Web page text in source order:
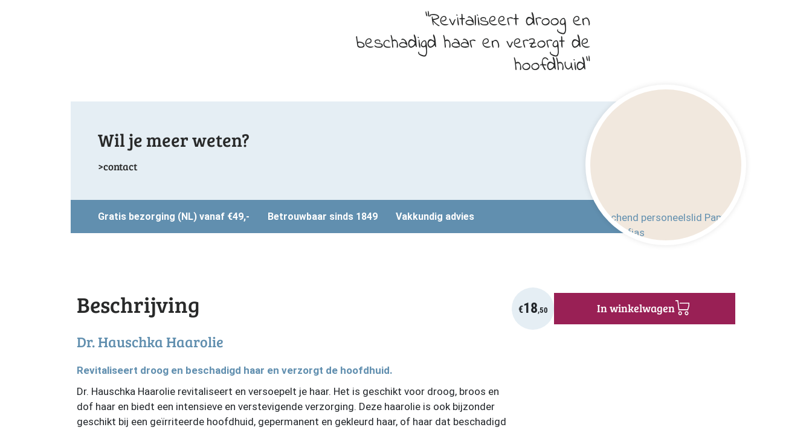
Revitaliseert droog en
beschadigd haar en verzorgt de
hoofdhuid
Wil je meer weten?
contact
Gratis bezorging (NL) vanaf €49,- Betrouwbaar sinds 1849 Vakkundig advies
Beschrijving
Dr. Hauschka Haarolie
Revitaliseert droog en beschadigd haar en verzorgt de hoofdhuid.
Dr. Hauschka Haarolie revitaliseert en versoepelt je haar. Het is geschikt voor droog, broos en
dof haar en biedt een intensieve en verstevigende verzorging. Deze haarolie is ook bijzonder
geschikt bij een geïrriteerde hoofdhuid, gepermanent en gekleurd haar, of haar dat beschadigd
€18,50 In winkelwagen